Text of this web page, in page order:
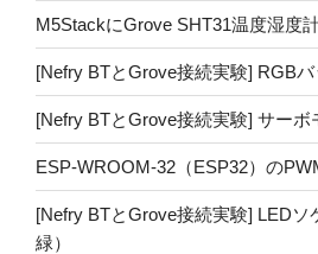
M5StackにGrove SHT31温度湿度
[Nefry BTとGrove接続実験] RGB
[Nefry BTとGrove接続実験] サーボ
ESP-WROOM-32（ESP32）の
[Nefry BTとGrove接続実験] LEDソ
緑）